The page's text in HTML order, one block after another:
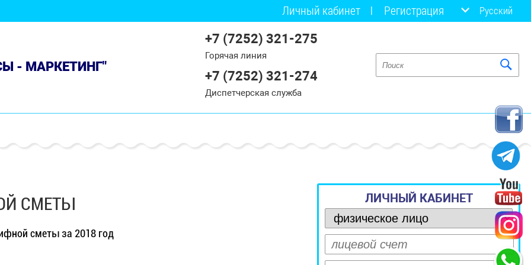
Личный кабинет Регистрация Русский
- МАРКЕТИНГ"
+7 (7252) 321-275
Горячая линия
+7 (7252) 321-274
Диспетчерская служба
СМЕТЫ
сметы за 2018 год
ЛИЧНЫЙ КАБИНЕТ